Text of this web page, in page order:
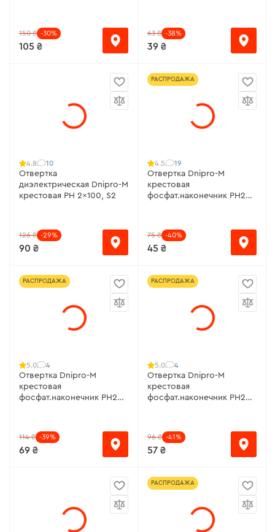
150 ₴ -30%
105 ₴
63 ₴ -38%
39 ₴
4.8 10
Отвертка
диэлектрическая Dnipro-M
крестовая PH 2x100, S2
126 ₴ -29%
90 ₴
РАСПРОДАЖА
4.5 19
Отвертка Dnipro-M
крестовая
фосфат.наконечник РН2
75 ₴ -40%
45 ₴
РАСПРОДАЖА
5.0 4
Отвертка Dnipro-M
крестовая
фосфат.наконечник РН2
114 ₴ -39%
69 ₴
РАСПРОДАЖА
5.0 4
Отвертка Dnipro-M
крестовая
фосфат.наконечник РН2
96 ₴ -41%
57 ₴
РАСПРОДАЖА